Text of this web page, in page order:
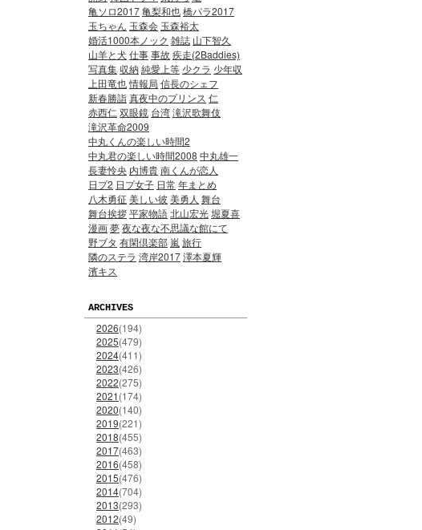
亀ソロ2017亀梨和也橋パラ2017
玉ちゃん 玉森会 玉森裕太
婚活1000本ノック 雑誌 山下智久
山羊と犬 仕事事故疾走(2Baddies)
写真集収納純愛上等 少クラ 少年収
上田竜也情報局 信長のシェフ
新春勝詣真夜中のプリンス 仁
赤西仁 双眼鏡 台湾滝沢歌舞伎
滝沢革命2009
中丸くんの楽しい時間2
中丸君の楽しい時間2008 中丸雄一
長妻怜央 内博貴南くんが恋人
日プ2 日プ女子 日常 年まとめ
八木勇征 美しい彼美勇人 舞台
舞台挨拶平家物語北山宏光堀夏喜
漫画夢夜な夜な不思議な館にて
野ブタ 有閑倶楽部 嵐 旅行
隣のステラ 湾岸2017澤本夏輝
濱キス
ARCHIVES
2026(194)
2025(479)
2024(411)
2023(426)
2022(275)
2021(174)
2020(140)
2019(221)
2018(455)
2017(463)
2016(458)
2015(476)
2014(704)
2013(293)
2012(49)